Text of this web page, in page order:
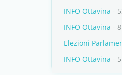
INFO Ottavina -
INFO Ottavina -
Elezioni
INFO Ottavina -